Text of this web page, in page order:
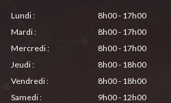
Lundi:
8h00 - 17h00
Mardi:
8h00 - 17h00
Mercredi:
8h00 - 17h00
Jeudi:
8h00 - 18h00
Vendredi:
8h00 - 18h00
Samedi:
9h00 - 12h00